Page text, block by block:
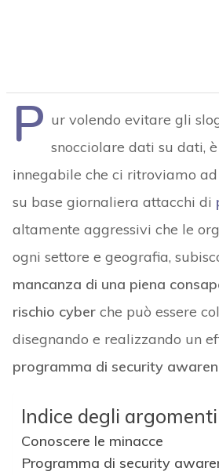
P ur volendo evitare gli
snocciolare dati su dati,
innegabile che ci ritroviamo
su base giornaliera attacchi di
altamente aggressivi che le
ogni settore e geografia,
mancanza di una piena
rischio cyberche può essere
disegnando e realizzando un
programma di security
Indice degli argomenti
Conoscere le minacce
Programma di security